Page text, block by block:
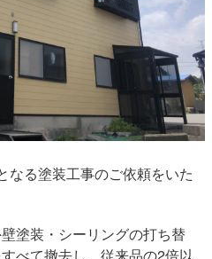
なる塗装工事のご依頼をいた
塗装・シーリングの打ち替